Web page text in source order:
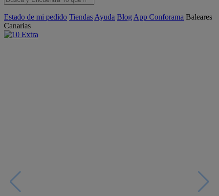
Estado de mi pedido Tiendas Ayuda Blog App Conforama Baleares
Canarias